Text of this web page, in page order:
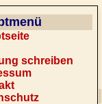
schreiben